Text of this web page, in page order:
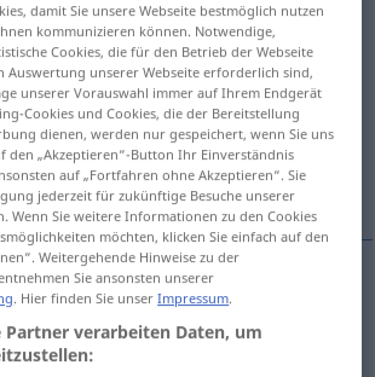
stvarati)
Übersetzungen
Übersetzung anklicken/antippen)
hervorbringen,
,hervorbringen,erzeugen
damit Sie unsere Webseite bestmöglich nutzen
kommunizieren können. Notwendige,
Cookies, die für den Betrieb der Webseite
Auswertung unserer Webseite erforderlich sind,
unserer Vorauswahl immer auf Ihrem Endgerät
Cookies und Cookies, die der Bereitstellung
dienen, werden nur gespeichert, wenn Sie uns
den „Akzeptieren“-Button Ihr Einverständnis
auf „Fortfahren ohne Akzeptieren“. Sie
jederzeit für zukünftige Besuche unserer
Wenn Sie weitere Informationen zu den Cookies
möchten, klicken Sie einfach auf den
Weitergehende Hinweise zu der
Sie ansonsten unserer
. Hier finden Sie unserImpressum.
Partner verarbeiten Daten, um